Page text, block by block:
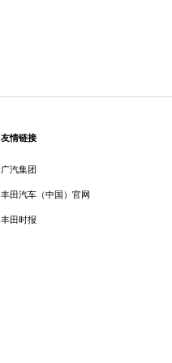
友情链接
广汽集团
丰田汽车（中国）官网
丰田时报